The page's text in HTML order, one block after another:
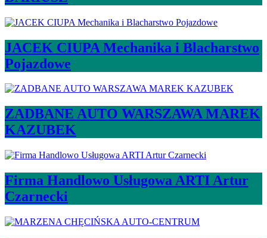
JACEK CIUPA Mechanika i Blacharstwo
Pojazdowe
ZADBANE AUTO WARSZAWA MAREK
KAZUBEK
Firma Handlowo Usługowa ARTI Artur
Czarnecki